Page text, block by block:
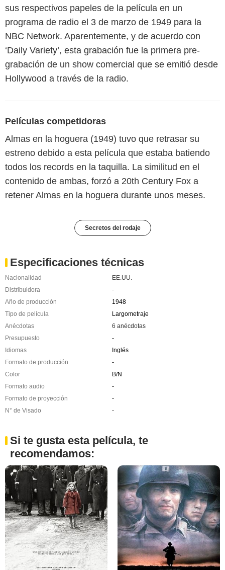
sus respectivos papeles de la película en un
programa de radio el 3 de marzo de 1949 para la
NBC Network. Aparentemente, y de acuerdo con
‘Daily Variety’, esta grabación fue la primera pre-
grabación de un show comercial que se emitió desde
Hollywood a través de la radio.
Películas competidoras
Almas en la hoguera (1949) tuvo que retrasar su
estreno debido a esta película que estaba batiendo
todos los records en la taquilla. La similitud en el
contenido de ambas, forzó a 20th Century Fox a
retener Almas en la hoguera durante unos meses.
Secretos del rodaje
Especificaciones técnicas
Nacionalidad
EE.UU.
Distribuidora
-
Año de producción
1948
Tipo de película
Largometraje
Anécdotas
6 anécdotas
Presupuesto
-
Idiomas
Inglés
Formato de producción
-
Color
B/N
Formato audio
-
Formato de proyección
-
N° de Visado
-
Si te gusta esta película, te
recomendamos: